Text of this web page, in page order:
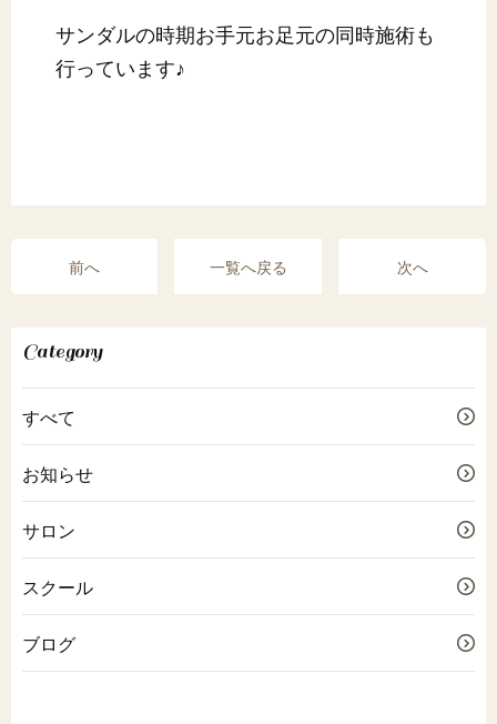
サンダルの時期お手元お足元の同時施術も
行っています♪
前へ 一覧へ戻る 次へ
Category
すべて
お知らせ
サロン
スクール
ブログ